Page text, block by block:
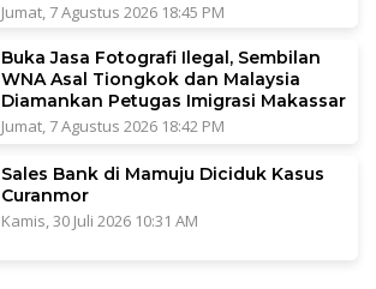
Jumat, 7 Agustus 2026 18:45 PM
Buka Jasa Fotografi Ilegal, Sembilan
WNA Asal Tiongkok dan Malaysia
Diamankan Petugas Imigrasi Makassar
Jumat, 7 Agustus 2026 18:42 PM
Sales Bank di Mamuju Diciduk Kasus
Curanmor
Kamis, 30 Juli 2026 10:31 AM